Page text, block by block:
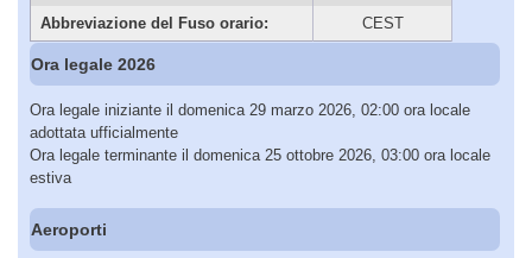
Abbreviazione del Fuso orario:
CEST
Ora legale 2026
Ora legale iniziante il domenica 29 marzo 2026, 02:00 ora locale
adottata ufficialmente
Ora legale terminante il domenica 25 ottobre 2026, 03:00 ora locale
estiva
Aeroporti